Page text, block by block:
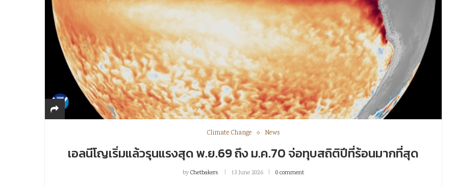
Climate Change News
เอลนีโญเริ่มแล้วรุนแรงสุด พ.ย.69 ถึง ม.ค.70 จ่อทุบสถิติปีที่ร้อนมากที่สุด
byChetbakers 13 June 2026 0 comment